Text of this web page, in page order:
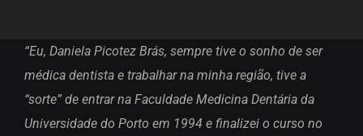
“Eu, Daniela Picotez Brás, sempre tive o sonho de ser
médica dentista e trabalhar na minha região, tive a
“sorte” de entrar na Faculdade Medicina Dentária da
Universidade do Porto em 1994 e finalizei o curso no